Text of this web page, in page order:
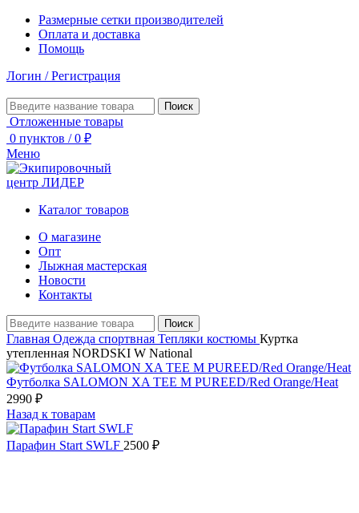
Размерные сетки производителей
Оплата и доставка
Помощь
Логин / Регистрация
Поиск
Отложенные товары
0 пунктов / 0 ₽
Меню
Каталог товаров
О магазине
Опт
Лыжная мастерская
Новости
Контакты
Поиск
Главная Одежда спортвная Тепляки костюмы Куртка
утепленная NORDSKI W National
Футболка SALOMON XA TEE M PUREED/Red Orange/Heat
2990 ₽
Назад к товарам
Парафин Start SWLF 2500 ₽